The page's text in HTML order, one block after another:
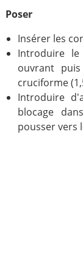
Poser
Insérer les
Introduire
ouvrant
cruciforme
Introduire
blocage
pousser vers